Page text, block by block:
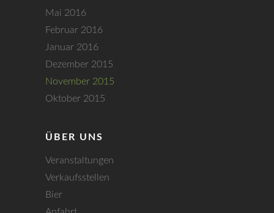
Mai 2016
Februar 2016
Januar 2016
Dezember 2015
November 2015
Oktober 2015
ÜBER UNS
Veranstaltungen
Verkaufsstellen
Bier